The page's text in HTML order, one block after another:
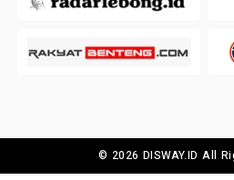
© 2026 DISWAY.ID All